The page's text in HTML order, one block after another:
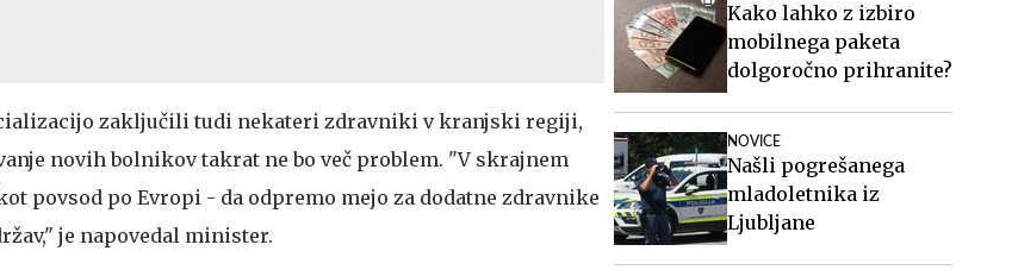
zaključili tudi nekateri zdravniki v kranjski regiji,
novih bolnikov takrat ne bo več problem. "V skrajnem
povsod po Evropi - da odpremo mejo za dodatne zdravnike
je napovedal minister.
Kako lahko z izbiro
mobilnega paketa
dolgoročno prihranite?
NOVICE
Našli pogrešanega
mladoletnika iz
Ljubljane